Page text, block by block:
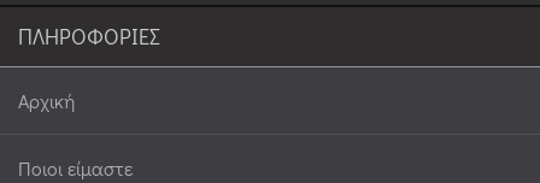
ΠΛΗΡΟΦΟΡΙΕΣ
Αρχική
Ποιοι είμαστε